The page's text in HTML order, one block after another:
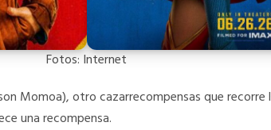
Fotos: Internet
Momoa), otro cazarrecompensas que recorre
una recompensa.